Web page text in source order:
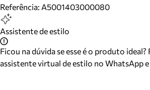
Referência: A5001403000080
Assistente de estilo
Ficou na dúvida se esse é o produto ideal?
assistente virtual de estilo no WhatsApp e